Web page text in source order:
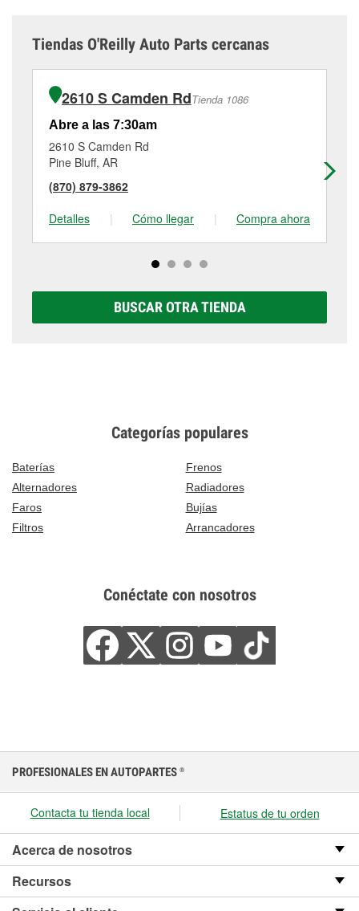
Tiendas O'Reilly Auto Parts cercanas
2610 S Camden RdTienda 1086
Abre a las 7:30am
2610 S Camden Rd
Pine Bluff, AR
(870) 879-3862
Detalles
| Cómo llegar | Compra ahora
BUSCAR OTRA TIENDA
Categorías populares
Baterías
Frenos
Alternadores
Radiadores
Faros
Bujías
Filtros
Arrancadores
Conéctate con nosotros
PROFESIONALES EN AUTOPARTES ®
Contacta tu tienda local Estatus de tu orden
Acerca de nosotros
Recursos